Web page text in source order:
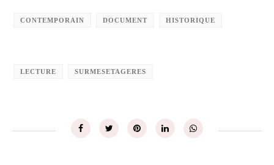
CONTEMPORAIN DOCUMENT HISTORIQUE
LECTURE SURMESETAGERES